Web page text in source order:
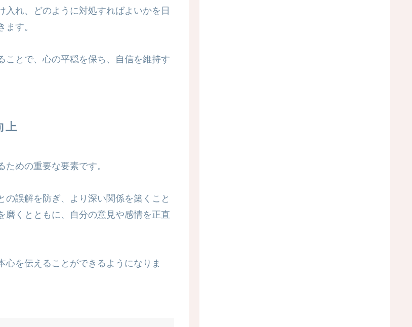
れ、どのように対処すればよいかを日
す。
ことで、心の平穏を保ち、自信を維持す
上
めの重要な要素です。
誤解を防ぎ、より深い関係を築くこと
磨くとともに、自分の意見や感情を正直
を伝えることができるようになりま